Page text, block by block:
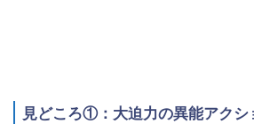
見どころ①：大迫力の異能アクシ